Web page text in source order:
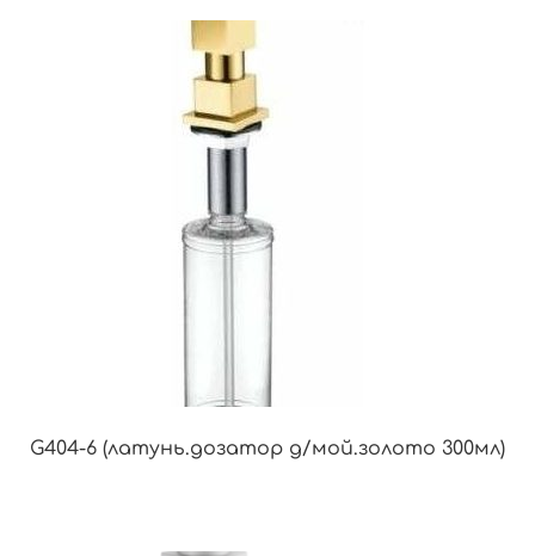
G404-6 (латунь.дозатор д/мой.золото 300мл)